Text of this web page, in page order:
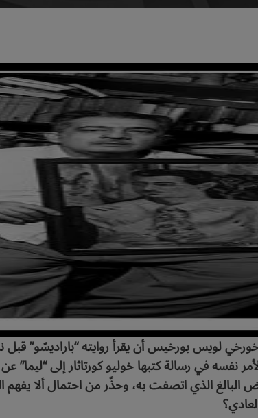
لويس بورخيس أن يقرأ روايته “باراديسّو” قبل
نفسه في رسالة كتبها خوليو كورتاثار إلى “ليما”
البالغ الذي اتصفت به، وحذّر من احتمال ألا